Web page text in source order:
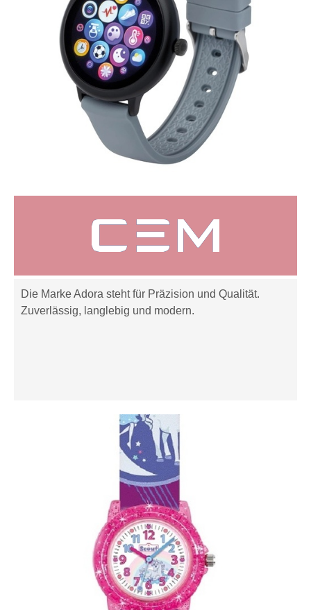
Die Marke Adora steht für Präzision und Qualität.
Zuverlässig, langlebig und modern.